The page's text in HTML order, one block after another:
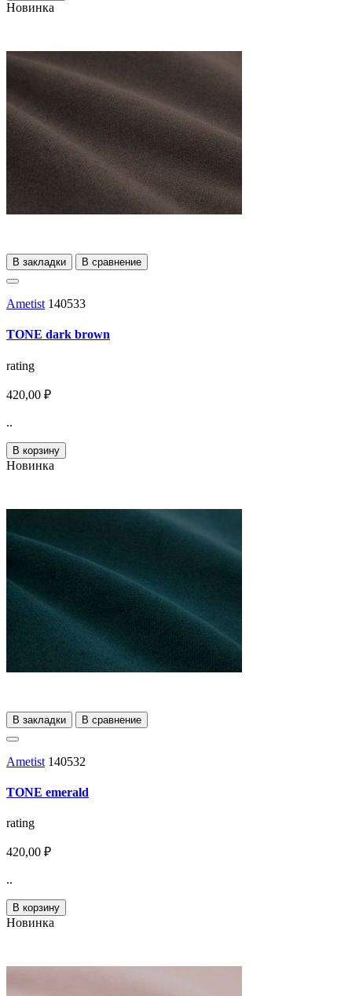
Новинка
В закладки В сравнение
Ametist 140533
TONE dark brown
rating
420,00 ₽
..
В корзину
Новинка
В закладки В сравнение
Ametist 140532
TONE emerald
rating
420,00 ₽
..
В корзину
Новинка